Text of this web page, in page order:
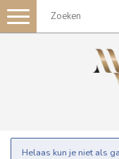
Toggle
navigation
Helaas kun je niet als